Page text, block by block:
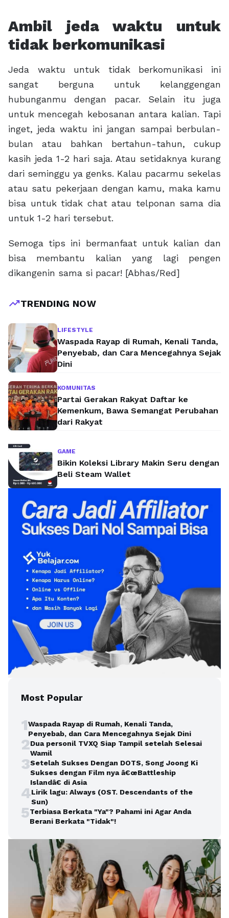
Ambil jeda waktu untuk
tidak berkomunikasi
Jeda waktu untuk tidak berkomunikasi ini
sangat berguna untuk kelanggengan
hubunganmu dengan pacar. Selain itu juga
untuk mencegah kebosanan antara kalian. Tapi
inget, jeda waktu ini jangan sampai berbulan-
bulan atau bahkan bertahun-tahun, cukup
kasih jeda 1-2 hari saja. Atau setidaknya kurang
dari seminggu ya genks. Kalau pacarmu sekelas
atau satu pekerjaan dengan kamu, maka kamu
bisa untuk tidak chat atau telponan sama dia
untuk 1-2 hari tersebut.
Semoga tips ini bermanfaat untuk kalian dan
bisa membantu kalian yang lagi pengen
dikangenin sama si pacar! [Abhas/Red]
trending_upTRENDING NOW
LIFESTYLE
Waspada Rayap di Rumah, Kenali Tanda,
Penyebab, dan Cara Mencegahnya Sejak
Dini
KOMUNITAS
Partai Gerakan Rakyat Daftar ke
Kemenkum, Bawa Semangat Perubahan
dari Rakyat
GAME
Bikin Koleksi Library Makin Seru dengan
Beli Steam Wallet
Most Popular
1Waspada Rayap di Rumah, Kenali Tanda,
Penyebab, dan Cara Mencegahnya Sejak Dini
2Dua personil TVXQ Siap Tampil setelah Selesai
Wamil
3Setelah Sukses Dengan DOTS, Song Joong Ki
Sukses dengan Film nya â€œBattleship
Islandâ€ di Asia
4Lirik lagu: Always (OST. Descendants of the
Sun)
5Terbiasa Berkata "Ya"? Pahami ini Agar Anda
Berani Berkata "Tidak"!